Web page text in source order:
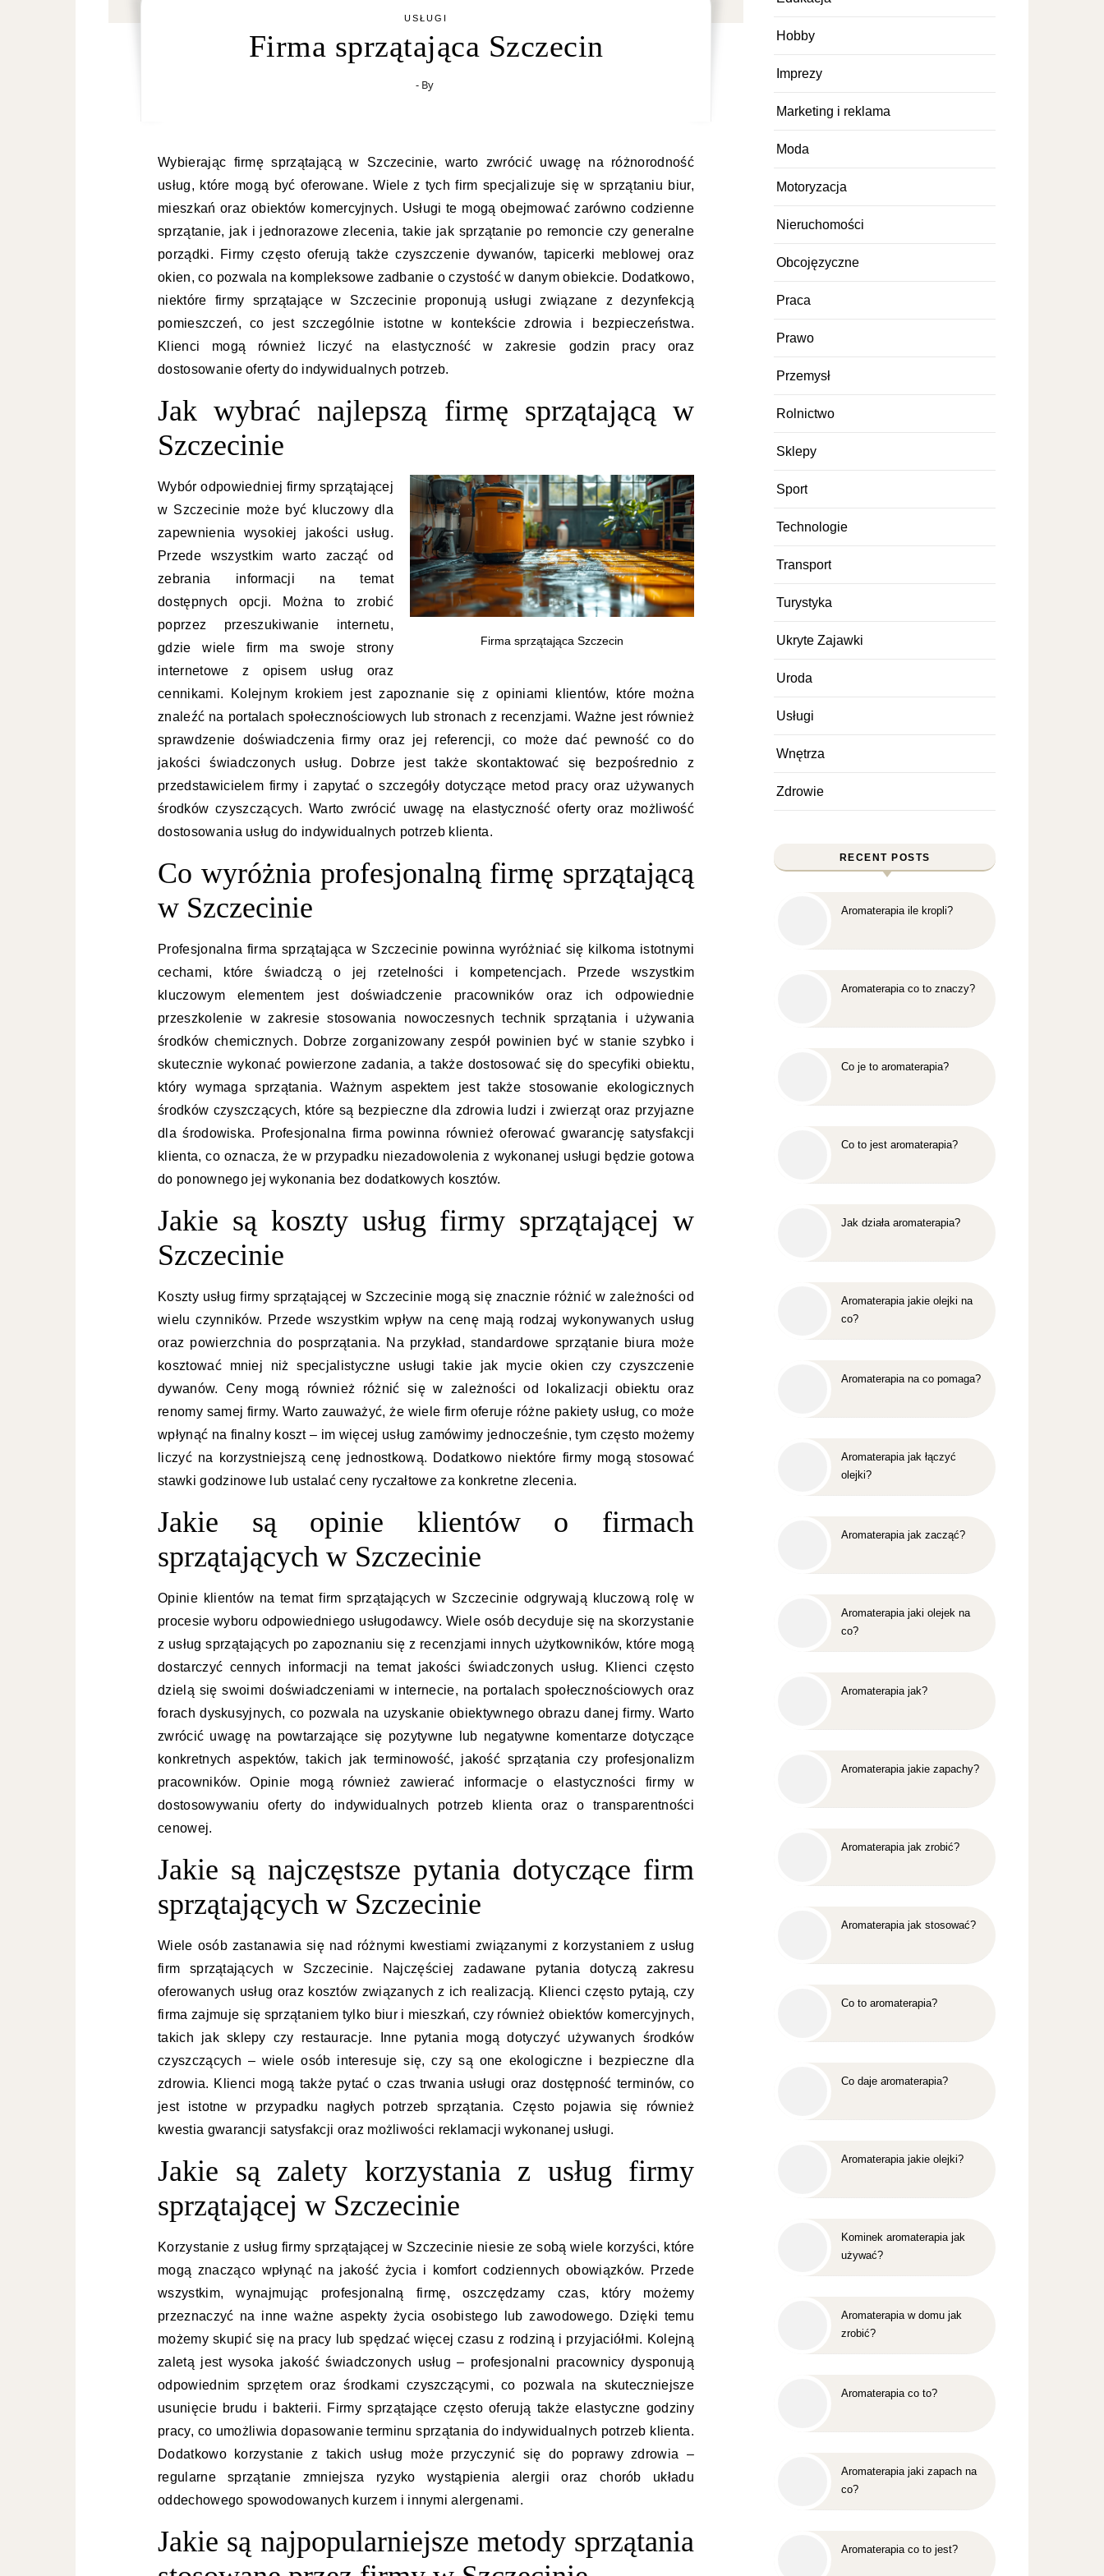
USŁUGI
Firma sprzątająca Szczecin
- By
Wybierając firmę sprzątającą w Szczecinie, warto zwrócić uwagę na różnorodność
usług, które mogą być oferowane. Wiele z tych firm specjalizuje się w sprzątaniu biur,
mieszkań oraz obiektów komercyjnych. Usługi te mogą obejmować zarówno codzienne
sprzątanie, jak i jednorazowe zlecenia, takie jak sprzątanie po remoncie czy generalne
porządki. Firmy często oferują także czyszczenie dywanów, tapicerki meblowej oraz
okien, co pozwala na kompleksowe zadbanie o czystość w danym obiekcie. Dodatkowo,
niektóre firmy sprzątające w Szczecinie proponują usługi związane z dezynfekcją
pomieszczeń, co jest szczególnie istotne w kontekście zdrowia i bezpieczeństwa.
Klienci mogą również liczyć na elastyczność w zakresie godzin pracy oraz
dostosowanie oferty do indywidualnych potrzeb.
Jak wybrać najlepszą firmę sprzątającą w
Szczecinie
Firma sprzątająca Szczecin
Wybór odpowiedniej firmy sprzątającej
w Szczecinie może być kluczowy dla
zapewnienia wysokiej jakości usług.
Przede wszystkim warto zacząć od
zebrania informacji na temat
dostępnych opcji. Można to zrobić
poprzez przeszukiwanie internetu,
gdzie wiele firm ma swoje strony
internetowe z opisem usług oraz
cennikami. Kolejnym krokiem jest zapoznanie się z opiniami klientów, które można
znaleźć na portalach społecznościowych lub stronach z recenzjami. Ważne jest również
sprawdzenie doświadczenia firmy oraz jej referencji, co może dać pewność co do
jakości świadczonych usług. Dobrze jest także skontaktować się bezpośrednio z
przedstawicielem firmy i zapytać o szczegóły dotyczące metod pracy oraz używanych
środków czyszczących. Warto zwrócić uwagę na elastyczność oferty oraz możliwość
dostosowania usług do indywidualnych potrzeb klienta.
Co wyróżnia profesjonalną firmę sprzątającą
w Szczecinie
Profesjonalna firma sprzątająca w Szczecinie powinna wyróżniać się kilkoma istotnymi
cechami, które świadczą o jej rzetelności i kompetencjach. Przede wszystkim
kluczowym elementem jest doświadczenie pracowników oraz ich odpowiednie
przeszkolenie w zakresie stosowania nowoczesnych technik sprzątania i używania
środków chemicznych. Dobrze zorganizowany zespół powinien być w stanie szybko i
skutecznie wykonać powierzone zadania, a także dostosować się do specyfiki obiektu,
który wymaga sprzątania. Ważnym aspektem jest także stosowanie ekologicznych
środków czyszczących, które są bezpieczne dla zdrowia ludzi i zwierząt oraz przyjazne
dla środowiska. Profesjonalna firma powinna również oferować gwarancję satysfakcji
klienta, co oznacza, że w przypadku niezadowolenia z wykonanej usługi będzie gotowa
do ponownego jej wykonania bez dodatkowych kosztów.
Jakie są koszty usług firmy sprzątającej w
Szczecinie
Koszty usług firmy sprzątającej w Szczecinie mogą się znacznie różnić w zależności od
wielu czynników. Przede wszystkim wpływ na cenę mają rodzaj wykonywanych usług
oraz powierzchnia do posprzątania. Na przykład, standardowe sprzątanie biura może
kosztować mniej niż specjalistyczne usługi takie jak mycie okien czy czyszczenie
dywanów. Ceny mogą również różnić się w zależności od lokalizacji obiektu oraz
renomy samej firmy. Warto zauważyć, że wiele firm oferuje różne pakiety usług, co może
wpłynąć na finalny koszt – im więcej usług zamówimy jednocześnie, tym często możemy
liczyć na korzystniejszą cenę jednostkową. Dodatkowo niektóre firmy mogą stosować
stawki godzinowe lub ustalać ceny ryczałtowe za konkretne zlecenia.
Jakie są opinie klientów o firmach
sprzątających w Szczecinie
Opinie klientów na temat firm sprzątających w Szczecinie odgrywają kluczową rolę w
procesie wyboru odpowiedniego usługodawcy. Wiele osób decyduje się na skorzystanie
z usług sprzątających po zapoznaniu się z recenzjami innych użytkowników, które mogą
dostarczyć cennych informacji na temat jakości świadczonych usług. Klienci często
dzielą się swoimi doświadczeniami w internecie, na portalach społecznościowych oraz
forach dyskusyjnych, co pozwala na uzyskanie obiektywnego obrazu danej firmy. Warto
zwrócić uwagę na powtarzające się pozytywne lub negatywne komentarze dotyczące
konkretnych aspektów, takich jak terminowość, jakość sprzątania czy profesjonalizm
pracowników. Opinie mogą również zawierać informacje o elastyczności firmy w
dostosowywaniu oferty do indywidualnych potrzeb klienta oraz o transparentności
cenowej.
Jakie są najczęstsze pytania dotyczące firm
sprzątających w Szczecinie
Wiele osób zastanawia się nad różnymi kwestiami związanymi z korzystaniem z usług
firm sprzątających w Szczecinie. Najczęściej zadawane pytania dotyczą zakresu
oferowanych usług oraz kosztów związanych z ich realizacją. Klienci często pytają, czy
firma zajmuje się sprzątaniem tylko biur i mieszkań, czy również obiektów komercyjnych,
takich jak sklepy czy restauracje. Inne pytania mogą dotyczyć używanych środków
czyszczących – wiele osób interesuje się, czy są one ekologiczne i bezpieczne dla
zdrowia. Klienci mogą także pytać o czas trwania usługi oraz dostępność terminów, co
jest istotne w przypadku nagłych potrzeb sprzątania. Często pojawia się również
kwestia gwarancji satysfakcji oraz możliwości reklamacji wykonanej usługi.
Jakie są zalety korzystania z usług firmy
sprzątającej w Szczecinie
Korzystanie z usług firmy sprzątającej w Szczecinie niesie ze sobą wiele korzyści, które
mogą znacząco wpłynąć na jakość życia i komfort codziennych obowiązków. Przede
wszystkim, wynajmując profesjonalną firmę, oszczędzamy czas, który możemy
przeznaczyć na inne ważne aspekty życia osobistego lub zawodowego. Dzięki temu
możemy skupić się na pracy lub spędzać więcej czasu z rodziną i przyjaciółmi. Kolejną
zaletą jest wysoka jakość świadczonych usług – profesjonalni pracownicy dysponują
odpowiednim sprzętem oraz środkami czyszczącymi, co pozwala na skuteczniejsze
usunięcie brudu i bakterii. Firmy sprzątające często oferują także elastyczne godziny
pracy, co umożliwia dopasowanie terminu sprzątania do indywidualnych potrzeb klienta.
Dodatkowo korzystanie z takich usług może przyczynić się do poprawy zdrowia –
regularne sprzątanie zmniejsza ryzyko wystąpienia alergii oraz chorób układu
oddechowego spowodowanych kurzem i innymi alergenami.
Jakie są najpopularniejsze metody sprzątania
Hobby
Imprezy
Marketing i reklama
Moda
Motoryzacja
Nieruchomości
Obcojęzyczne
Praca
Prawo
Przemysł
Rolnictwo
Sklepy
Sport
Technologie
Transport
Turystyka
Ukryte Zajawki
Uroda
Usługi
Wnętrza
Zdrowie
RECENT POSTS
Aromaterapia ile kropli?
Aromaterapia co to znaczy?
Co je to aromaterapia?
Co to jest aromaterapia?
Jak działa aromaterapia?
Aromaterapia jakie olejki na
co?
Aromaterapia na co pomaga?
Aromaterapia jak łączyć
olejki?
Aromaterapia jak zacząć?
Aromaterapia jaki olejek na
co?
Aromaterapia jak?
Aromaterapia jakie zapachy?
Aromaterapia jak zrobić?
Aromaterapia jak stosować?
Co to aromaterapia?
Co daje aromaterapia?
Aromaterapia jakie olejki?
Kominek aromaterapia jak
używać?
Aromaterapia w domu jak
zrobić?
Aromaterapia co to?
Aromaterapia jaki zapach na
co?
Aromaterapia co to jest?